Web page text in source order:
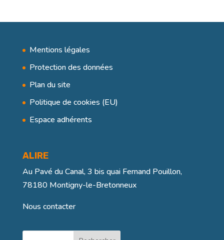
Mentions légales
Protection des données
Plan du site
Politique de cookies (EU)
Espace adhérents
ALIRE
Au Pavé du Canal, 3 bis quai Fernand Pouillon,
78180 Montigny-le-Bretonneux
Nous contacter